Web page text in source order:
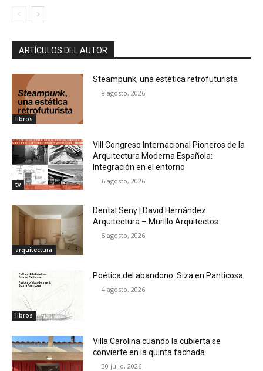
ARTÍCULOS DEL AUTOR
libros
Steampunk, una estética retrofuturista
8 agosto, 2026
tv
VIII Congreso Internacional Pioneros de la
Arquitectura Moderna Española:
Integración en el entorno
6 agosto, 2026
arquitectura
Dental Seny | David Hernández
Arquitectura – Murillo Arquitectos
5 agosto, 2026
libros
Poética del abandono. Siza en Panticosa
4 agosto, 2026
Villa Carolina cuando la cubierta se
convierte en la quinta fachada
30 julio, 2026